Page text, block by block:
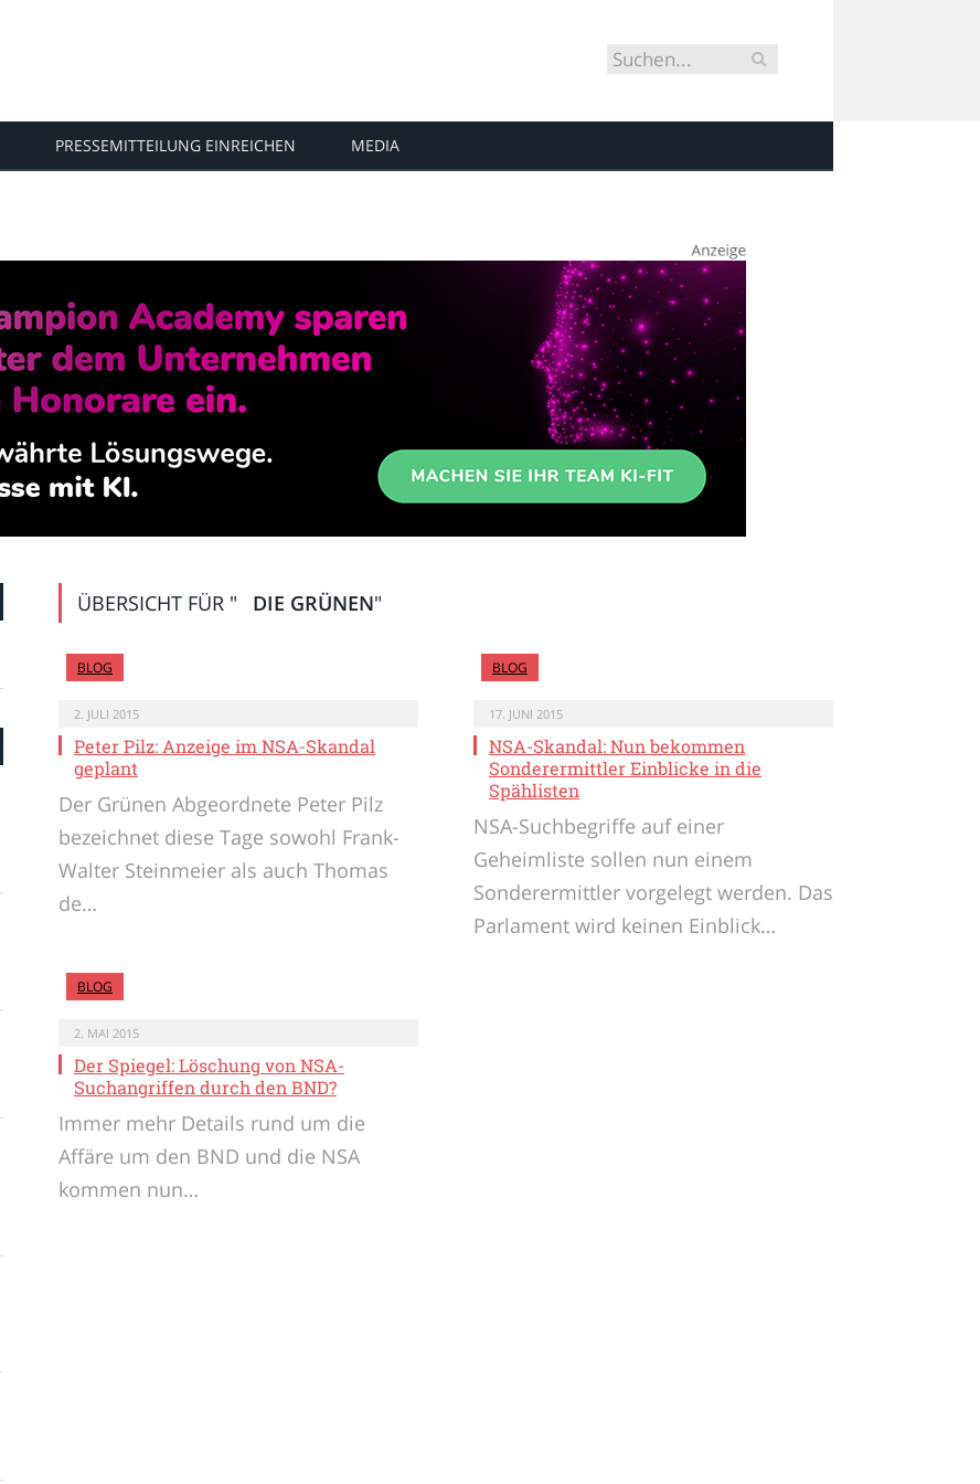
PRESSEMITTEILUNG EINREICHEN MEDIA
ÜBERSICHT FÜR " DIE GRÜNEN"
BLOG
2. JULI 2015
Peter Pilz: Anzeige im NSA-Skandal
geplant
Der Grünen Abgeordnete Peter Pilz
bezeichnet diese Tage sowohl Frank-
Walter Steinmeier als auch Thomas
de…
BLOG
17. JUNI 2015
NSA-Skandal: Nun bekommen
Sonderermittler Einblicke in die
Spählisten
NSA-Suchbegriffe auf einer
Geheimliste sollen nun einem
Sonderermittler vorgelegt werden. Das
Parlament wird keinen Einblick…
BLOG
2. MAI 2015
Der Spiegel: Löschung von NSA-
Suchangriffen durch den BND?
Immer mehr Details rund um die
Affäre um den BND und die NSA
kommen nun…